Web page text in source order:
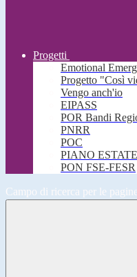
Progetti
Emotional
Progetto "Così
Vengo anch'io
EIPASS
POR Bandi
PNRR
POC
PIANO
PON FSE-FESR
Campo di ricerca per le